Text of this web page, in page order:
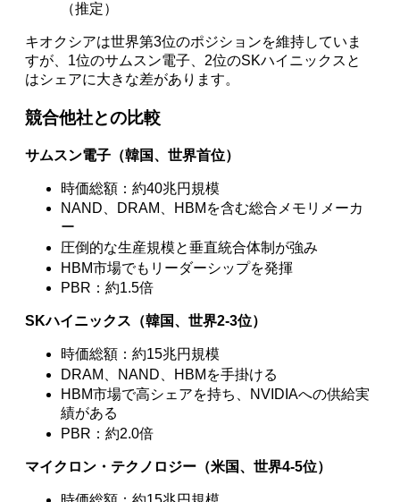
（推定）
キオクシアは世界第3位のポジションを維持していま
すが、1位のサムスン電子、2位のSKハイニックスと
はシェアに大きな差があります。
競合他社との比較
サムスン電子（韓国、世界首位）
時価総額：約40兆円規模
NAND、DRAM、HBMを含む総合メモリメーカ
ー
圧倒的な生産規模と垂直統合体制が強み
HBM市場でもリーダーシップを発揮
PBR：約1.5倍
SKハイニックス（韓国、世界2-3位）
時価総額：約15兆円規模
DRAM、NAND、HBMを手掛ける
HBM市場で高シェアを持ち、NVIDIAへの供給実
績がある
PBR：約2.0倍
マイクロン・テクノロジー（米国、世界4-5位）